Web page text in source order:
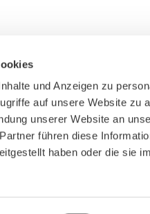
und Anzeigen zu
auf unsere Website zu
unserer Website an
führen diese
haben oder die sie